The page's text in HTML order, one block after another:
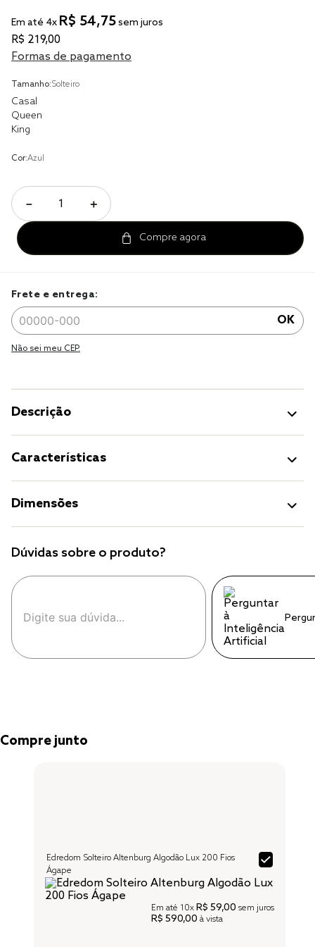
Em até 4x R$ 54,75sem juros
R$ 219,00
Formas de pagamento
Tamanho:Solteiro
Casal
Queen
King
Cor:Azul
＋
－
Frete e entrega:
OK
Não sei meu CEP.
Descrição
Características
Dimensões
Dúvidas sobre o produto?
Compre junto
Edredom Solteiro Altenburg Algodão Lux 200 Fios
Ágape
Em até 10x R$ 59,00 sem juros
R$ 590,00 à vista
cobre leito
cobertor